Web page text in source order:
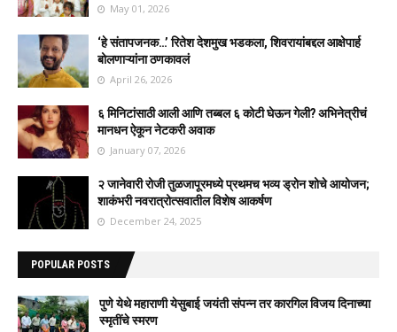
May 01, 2026
‘हे संतापजनक…’ रितेश देशमुख भडकला, शिवरायांबद्दल आक्षेपार्ह
बोलणाऱ्यांना ठणकावलं
April 26, 2026
६ मिनिटांसाठी आली आणि तब्बल ६ कोटी घेऊन गेली? अभिनेत्रीचं
मानधन ऐकून नेटकरी अवाक
January 07, 2026
२ जानेवारी रोजी तुळजापूरमध्ये प्रथमच भव्य ड्रोन शोचे आयोजन;
शाकंभरी नवरात्रोत्सवातील विशेष आकर्षण
December 24, 2025
POPULAR POSTS
पुणे येथे महाराणी येसुबाई जयंती संपन्न तर कारगिल विजय दिनाच्या
स्मृतींचे स्मरण